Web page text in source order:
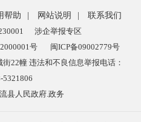
帮助 网站说明
联系我们
涉企举报专区
号
闽ICP备09002779号
22幢 违法和不良信息举报电话：
5321806
县人民政府.政务